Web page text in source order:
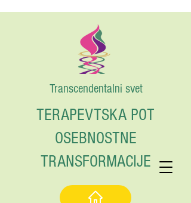
Transcendentalni svet
TERAPEVTSKA POT
OSEBNOSTNE
TRANSFORMACIJE